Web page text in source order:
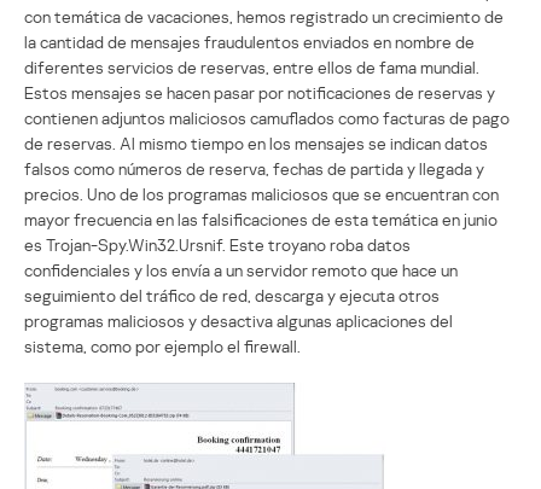
con temática de vacaciones, hemos registrado un crecimiento de
la cantidad de mensajes fraudulentos enviados en nombre de
diferentes servicios de reservas, entre ellos de fama mundial.
Estos mensajes se hacen pasar por notificaciones de reservas y
contienen adjuntos maliciosos camuflados como facturas de pago
de reservas. Al mismo tiempo en los mensajes se indican datos
falsos como números de reserva, fechas de partida y llegada y
precios. Uno de los programas maliciosos que se encuentran con
mayor frecuencia en las falsificaciones de esta temática en junio
es Trojan-Spy.Win32.Ursnif. Este troyano roba datos
confidenciales y los envía a un servidor remoto que hace un
seguimiento del tráfico de red, descarga y ejecuta otros
programas maliciosos y desactiva algunas aplicaciones del
sistema, como por ejemplo el firewall.